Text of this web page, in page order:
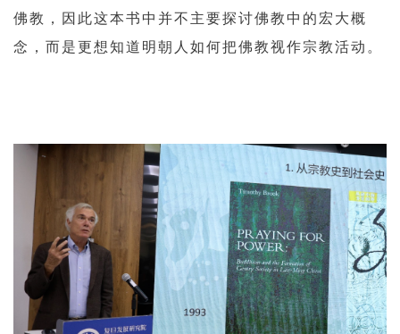
佛教，因此这本书中并不主要探讨佛教中的宏大概
念，而是更想知道明朝人如何把佛教视作宗教活动。